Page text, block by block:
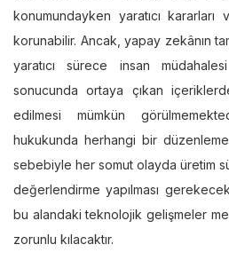
konumundayken yaratıcı
korunabilir. Ancak, yapay zekânın
yaratıcı sürece insan müdahalesi
sonucunda ortaya çıkan
edilmesi mümkün
hukukunda herhangi bir
sebebiyle her somut olayda üretim
değerlendirme yapılması
bu alandaki teknolojik gelişmeler
zorunlu kılacaktır.